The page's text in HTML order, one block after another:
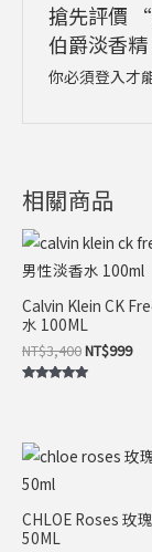
搶先評價
伯爵淡香精
你必須登入才
相關商品
Calvin Klein CK
水 100ML
NT$3,400
原
始
價
NT$3,400
NT$999
目
前
價
CHLOE Roses 玫
50ML
原
始
NT$4,100
目